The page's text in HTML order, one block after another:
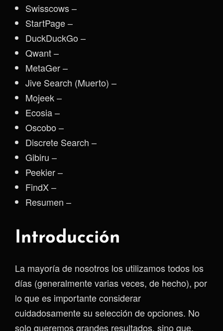
Swisscows –
StartPage –
DuckDuckGo –
Qwant –
MetaGer –
Jive Search (Muerto) –
Mojeek –
Ecosia –
Oscobo –
Discrete Search –
Gibiru –
Peekier –
FindX –
Resumen –
Introducción
La mayoría de nosotros los utilizamos todos los
días (generalmente varias veces, de hecho), por
lo que es importante considerar
cuidadosamente su selección de opciones. No
solo queremos grandes resultados, sino que,